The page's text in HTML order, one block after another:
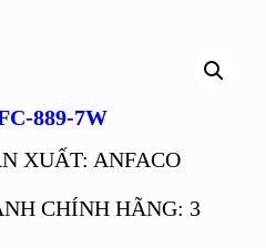
889-7W
XUẤT: ANFACO
CHÍNH HÃNG: 3